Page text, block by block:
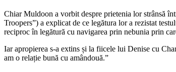
Chiar Muldoon a vorbit despre prietenia lor strânsă
Troopers”) a explicat de ce legătura lor a rezistat
reciproc în legătură cu navigarea prin nebunia prin
Iar apropierea s-a extins și la fiicele lui Denise cu
am o relație bună cu amândouă.”